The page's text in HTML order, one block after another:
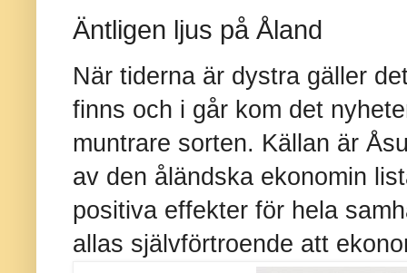
Äntligen ljus på Åland
När tiderna är dystra gäller
finns och i går kom det
muntrare sorten. Källan är
av den åländska ekonomin
positiva effekter för hela
allas självförtroende att